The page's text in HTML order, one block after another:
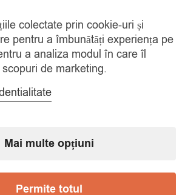
cu aur
cu aur
cu aur
colectate prin cookie-uri și
pentru a îmbunătăți experiența pe
a analiza modul în care îl
de marketing.
Mai multe opțiuni
Permite totul